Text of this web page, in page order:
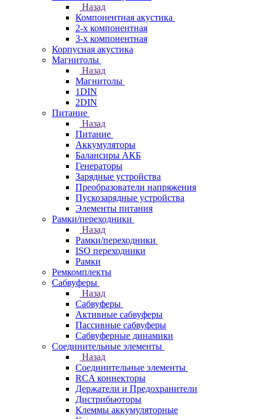
Назад
Компонентная акустика
2-х компонентная
3-х компонентная
Корпусная акустика
Магнитолы
Назад
Магнитолы
1DIN
2DIN
Питание
Назад
Питание
Аккумуляторы
Балансиры АКБ
Генераторы
Зарядные устройства
Преобразователи напряжения
Пускозарядные устройства
Элементы питания
Рамки/переходники
Назад
Рамки/переходники
ISO переходники
Рамки
Ремкомплекты
Сабвуферы
Назад
Сабвуферы
Активные сабвуферы
Пассивные сабвуферы
Сабвуферные динамики
Соединительные элементы
Назад
Соединительные элементы
RCA коннекторы
Держатели и Предохранители
Дистрибьюторы
Клеммы аккумуляторные